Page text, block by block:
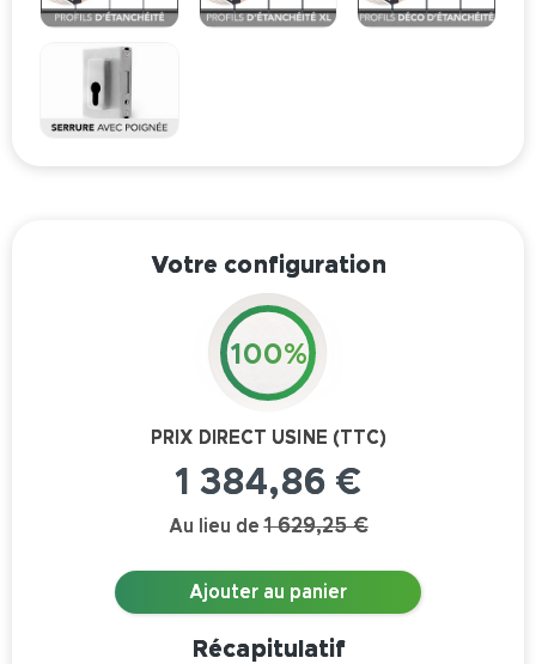
Votre configuration
100%
PRIX DIRECT USINE (TTC)
1 384,86 €
Au lieu de 1 629,25 €
Ajouter au panier
Récapitulatif